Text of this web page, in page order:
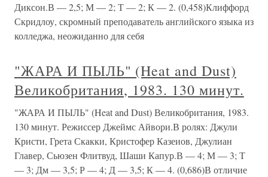
Диксон.В — 2,5; М — 2; Т — 2; К — 2. (0,458)Клиффорд
Скридлоу, скромный преподаватель английского языка из
колледжа, неожиданно для себя
"ЖАРА И ПЫЛЬ" (Heat and Dust)
Великобритания, 1983. 130 минут.
"ЖАРА И ПЫЛЬ" (Heat and Dust) Великобритания, 1983.
130 минут. Режиссер Джеймс Айвори.В ролях: Джули
Кристи, Грета Скакки, Кристофер Казеиов, Джулиан
Главер, Сьюзен Флитвуд, Шаши Капур.В — 4; М — 3; Т
— 3; Дм — 3,5; Р — 4; Д — 3,5; К — 4. (0,686)В отличие